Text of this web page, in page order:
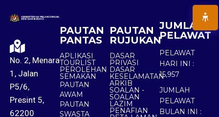
No. 2, Menara
1, Jalan
P5/6,
Presint 5,
62200
PAUTAN
PANTAS
APLIKASI
TOURLIST
PEROLEHAN
SEMAKAN
PAUTAN
AWAM
PAUTAN
SWASTA
PAUTAN
RUJUKAN
DASAR
PRIVASI
DASAR
KESELAMATAN
ARKIB
SOALAN -
SOALAN
LAZIM
PENAFIAN
JUMLAH
PELAWAT
PELAWAT
HARI INI :
15,957
JUMLAH
PELAWAT
BULAN INI :